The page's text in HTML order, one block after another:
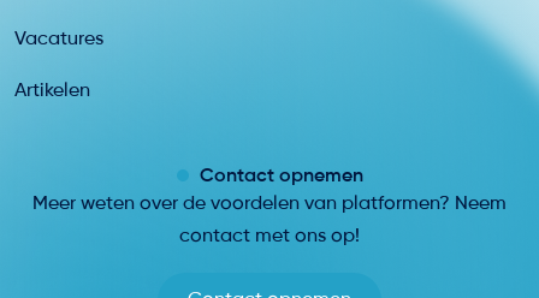
Vacatures
Artikelen
Contact opnemen
Meer weten over de voordelen van platformen? Neem
contact met ons op!